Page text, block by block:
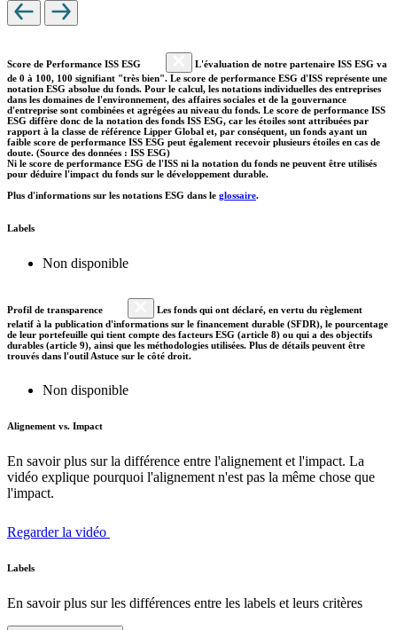
Score de Performance ISS ESG
L'évaluation de notre partenaire ISS ESG va
de 0 à 100, 100 signifiant "très bien". Le score de performance ESG d'ISS représente une
notation ESG absolue du fonds. Pour le calcul, les notations individuelles des entreprises
dans les domaines de l'environnement, des affaires sociales et de la gouvernance
d'entreprise sont combinées et agrégées au niveau du fonds. Le score de performance ISS
ESG diffère donc de la notation des fonds ISS ESG, car les étoiles sont attribuées par
rapport à la classe de référence Lipper Global et, par conséquent, un fonds ayant un
faible score de performance ISS ESG peut également recevoir plusieurs étoiles en cas de
doute. (Source des données : ISS ESG)
Ni le score de performance ESG de l'ISS ni la notation du fonds ne peuvent être utilisés
pour déduire l'impact du fonds sur le développement durable.
Plus d'informations sur les notations ESG dans le glossaire.
Labels
Non disponible
Profil de transparence
Les fonds qui ont déclaré, en vertu du règlement
relatif à la publication d'informations sur le financement durable (SFDR), le pourcentage
de leur portefeuille qui tient compte des facteurs ESG (article 8) ou qui a des objectifs
durables (article 9), ainsi que les méthodologies utilisées. Plus de détails peuvent être
trouvés dans l'outil Astuce sur le côté droit.
Non disponible
Alignement vs. Impact
En savoir plus sur la différence entre l'alignement et l'impact. La
vidéo explique pourquoi l'alignement n'est pas la même chose que
l'impact.
Regarder la vidéo
Labels
En savoir plus sur les différences entre les labels et leurs critères